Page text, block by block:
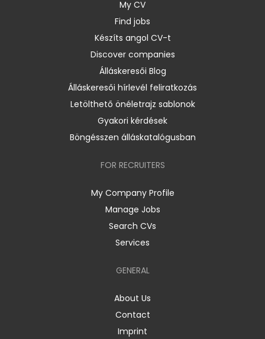
My CV
Find jobs
Készíts angol CV-t
Discover companies
Álláskeresői Blog
Álláskeresői hírlevél feliratkozás
Letölthető önéletrajz sablonok
Gyakori kérdések
Böngésszen álláskatalógusban
FOR RECRUITERS
My Company Profile
Manage Jobs
Search CVs
Services
GENERAL
About Us
Contact
Imprint